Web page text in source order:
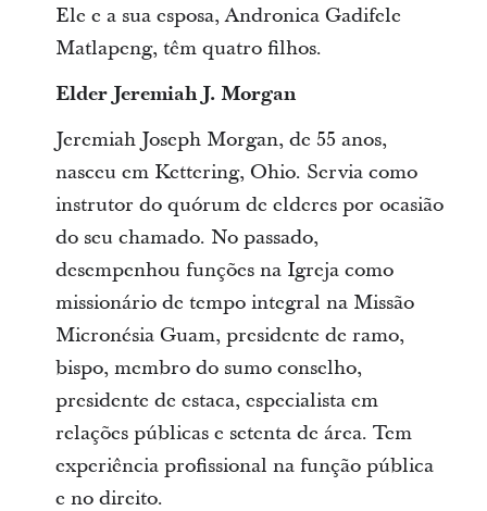
Ele e a sua esposa, Andronica Gadifele
Matlapeng, têm quatro filhos.
Elder Jeremiah J. Morgan
Jeremiah Joseph Morgan, de 55 anos,
nasceu em Kettering, Ohio. Servia como
instrutor do quórum de elderes por ocasião
do seu chamado. No passado,
desempenhou funções na Igreja como
missionário de tempo integral na Missão
Micronésia Guam, presidente de ramo,
bispo, membro do sumo conselho,
presidente de estaca, especialista em
relações públicas e setenta de área. Tem
experiência profissional na função pública
e no direito.